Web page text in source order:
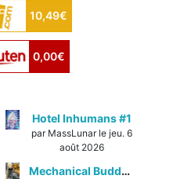
10,49€
0,00€
Hotel Inhumans #1
par MassLunar le jeu. 6
août 2026
Mechanical Buddy Universe #0